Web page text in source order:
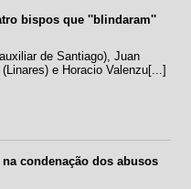
bispos que ''blindaram''
de Santiago), Juan
e Horacio Valenzu[...]
condenação dos abusos